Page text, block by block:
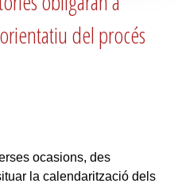
del procés
ocasions, des
la calendarització dels